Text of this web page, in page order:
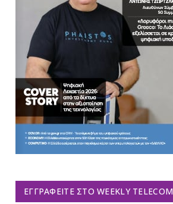
ΕΓΓΡΑΦΕΊΤΕ ΣΤΟ WEEKLY TELECOM